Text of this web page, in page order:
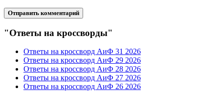
"Ответы на кроссворды"
Ответы на кроссворд АиФ 31 2026
Ответы на кроссворд АиФ 29 2026
Ответы на кроссворд АиФ 28 2026
Ответы на кроссворд АиФ 27 2026
Ответы на кроссворд АиФ 26 2026